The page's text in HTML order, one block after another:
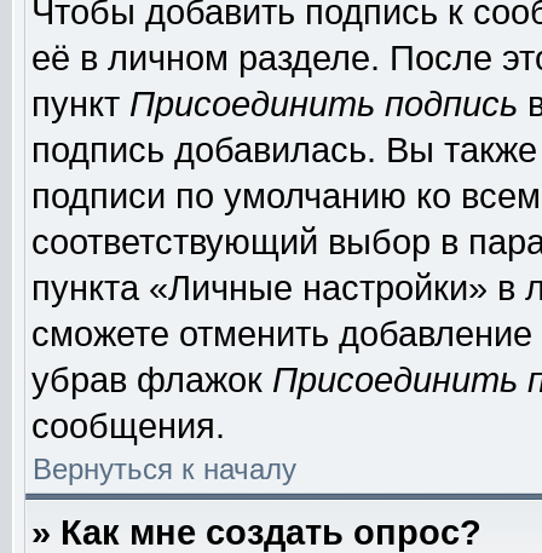
Чтобы добавить подпись к
её в личном разделе. После
пункт Присоединить подпись
подпись добавилась. Вы
подписи по умолчанию ко
соответствующий выбор в
пункта «Личные настройки»
сможете отменить
убрав флажок Присоединить
сообщения.
Вернуться к началу
» Как мне создать опрос?